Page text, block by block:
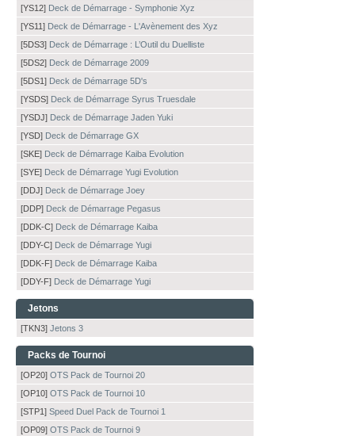
[YS12] Deck de Démarrage - Symphonie Xyz
[YS11] Deck de Démarrage - L'Avènement des Xyz
[5DS3] Deck de Démarrage : L’Outil du Duelliste
[5DS2] Deck de Démarrage 2009
[5DS1] Deck de Démarrage 5D's
[YSDS] Deck de Démarrage Syrus Truesdale
[YSDJ] Deck de Démarrage Jaden Yuki
[YSD] Deck de Démarrage GX
[SKE] Deck de Démarrage Kaiba Evolution
[SYE] Deck de Démarrage Yugi Evolution
[DDJ] Deck de Démarrage Joey
[DDP] Deck de Démarrage Pegasus
[DDK-C] Deck de Démarrage Kaiba
[DDY-C] Deck de Démarrage Yugi
[DDK-F] Deck de Démarrage Kaiba
[DDY-F] Deck de Démarrage Yugi
Jetons
[TKN3] Jetons 3
Packs de Tournoi
[OP20] OTS Pack de Tournoi 20
[OP10] OTS Pack de Tournoi 10
[STP1] Speed Duel Pack de Tournoi 1
[OP09] OTS Pack de Tournoi 9